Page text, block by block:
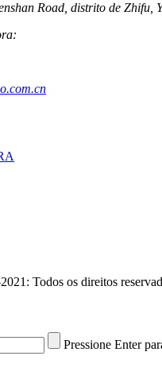
Road, distrito de Zhifu,
Todos os direitos
Pressione Enter